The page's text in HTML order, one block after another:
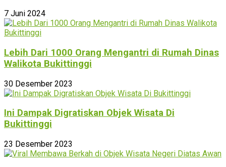
7 Juni 2024
Lebih Dari 1000 Orang Mengantri di Rumah Dinas
Walikota Bukittinggi
30 Desember 2023
Ini Dampak Digratiskan Objek Wisata Di
Bukittinggi
23 Desember 2023